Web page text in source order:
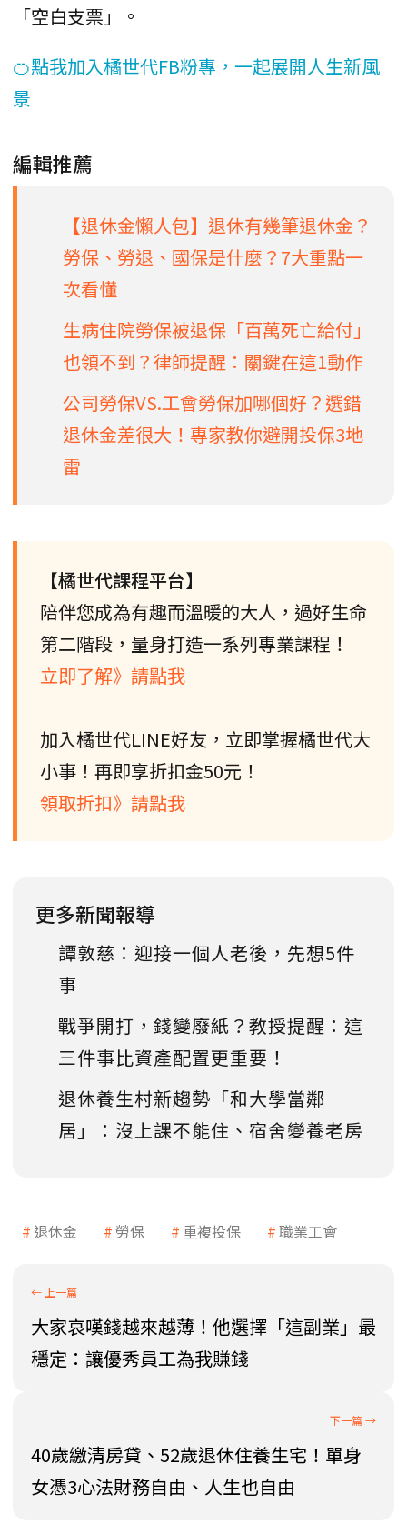
「空白支票」。
🍊點我加入橘世代FB粉專，一起展開人生新風
景
編輯推薦
【退休金懶人包】退休有幾筆退休金？
勞保、勞退、國保是什麼？7大重點一
次看懂
生病住院勞保被退保「百萬死亡給付」
也領不到？律師提醒：關鍵在這1動作
公司勞保VS.工會勞保加哪個好？選錯
退休金差很大！專家教你避開投保3地
雷
【橘世代課程平台】
陪伴您成為有趣而溫暖的大人，過好生命
第二階段，量身打造一系列專業課程！
立即了解》請點我
加入橘世代LINE好友，立即掌握橘世代大
小事！再即享折扣金50元！
領取折扣》請點我
更多新聞報導
譚敦慈：迎接一個人老後，先想5件
事
戰爭開打，錢變廢紙？教授提醒：這
三件事比資產配置更重要！
退休養生村新趨勢「和大學當鄰
居」：沒上課不能住、宿舍變養老房
退休金 勞保 重複投保 職業工會
大家哀嘆錢越來越薄！他選擇「這副業」最
穩定：讓優秀員工為我賺錢
40歲繳清房貸、52歲退休住養生宅！單身
女憑3心法財務自由、人生也自由